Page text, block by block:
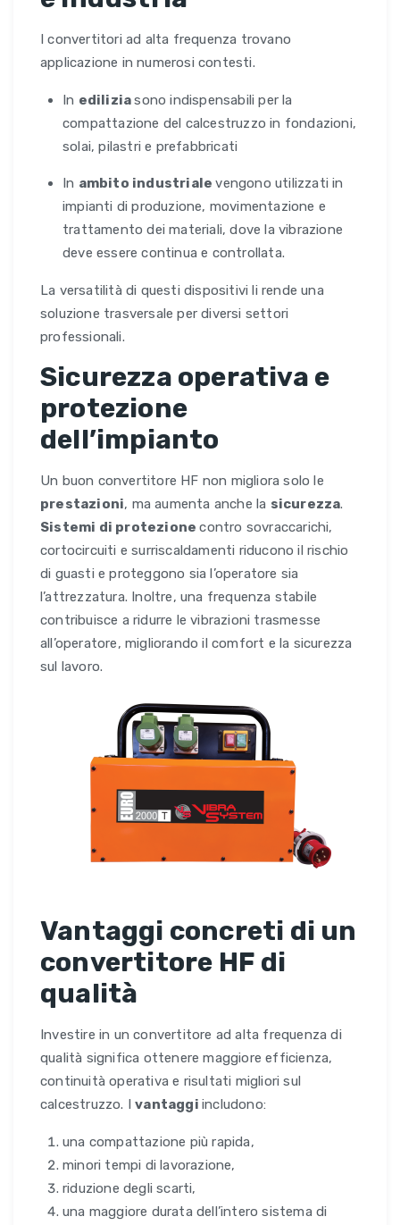
I convertitori ad alta frequenza trovano
applicazione in numerosi contesti.
In ediliziasono indispensabili per la
compattazione del calcestruzzo in fondazioni,
solai, pilastri e prefabbricati
In ambito industrialevengono utilizzati in
impianti di produzione, movimentazione e
trattamento dei materiali, dove la vibrazione
deve essere continua e controllata.
La versatilità di questi dispositivi li rende una
soluzione trasversale per diversi settori
professionali.
Sicurezza operativa e
protezione
dell’impianto
Un buon convertitore HF non migliora solo le
prestazioni, ma aumenta anche la sicurezza.
Sistemi di protezionecontro sovraccarichi,
cortocircuiti e surriscaldamenti riducono il rischio
di guasti e proteggono sia l’operatore sia
l’attrezzatura. Inoltre, una frequenza stabile
contribuisce a ridurre le vibrazioni trasmesse
all’operatore, migliorando il comfort e la sicurezza
sul lavoro.
Vantaggi concreti di un
convertitore HF di
qualità
Investire in un convertitore ad alta frequenza di
qualità significa ottenere maggiore efficienza,
continuità operativa e risultati migliori sul
calcestruzzo. Ivantaggiincludono:
una compattazione più rapida,
minori tempi di lavorazione,
riduzione degli scarti,
una maggiore durata dell’intero sistema di